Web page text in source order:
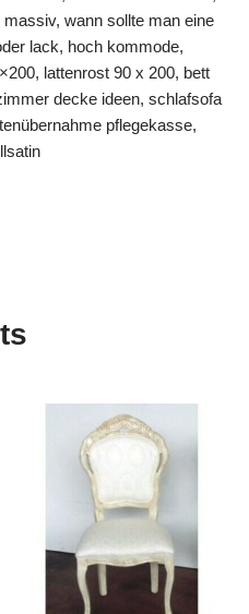
wann sollte man eine
lack, hoch kommode,
lattenrost 90 x 200, bett
decke ideen, schlafsofa
pflegekasse,